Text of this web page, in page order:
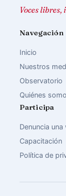
Voces
Navegación
Inicio
Nuestros
Observatorio
Quiénes
Participa
Denuncia
Capacitación
Política de